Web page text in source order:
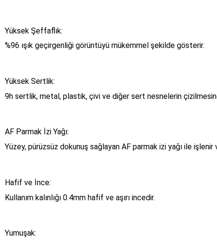
Yüksek Şeffaflık:
%96 ışık geçirgenliği görüntüyü mükemmel şekilde gösterir.
Yüksek Sertlik:
9h sertlik, metal, plastik, çivi ve diğer sert nesnelerin
AF Parmak İzi Yağı:
Yüzey, pürüzsüz dokunuş sağlayan AF parmak izi yağı ile
Hafif ve İnce:
Kullanım kalınlığı 0.4mm hafif ve aşırı incedir.
Yumuşak: